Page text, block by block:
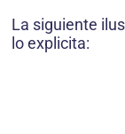
La siguiente
lo explicita: